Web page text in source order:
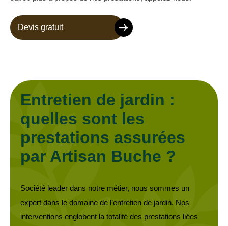
Devis gratuit
Entretien de jardin :
quelles sont les
prestations assurées
par Artisan Buche ?
Société leader dans notre métier, nous sommes un
expert dans le domaine de l’entretien de jardin. Nos
interventions englobent la totalité des prestations liées